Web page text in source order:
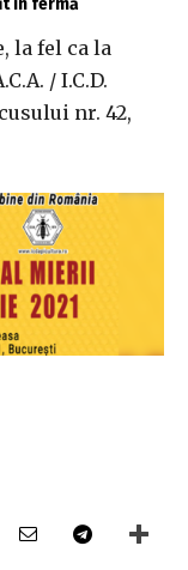
în fermă
la fel ca la
/ I.C.D.
nr. 42,